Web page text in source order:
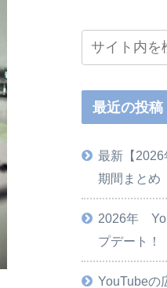
最近の投稿
最新【
期間まとめ
2026年
プデート！
YouTubeの